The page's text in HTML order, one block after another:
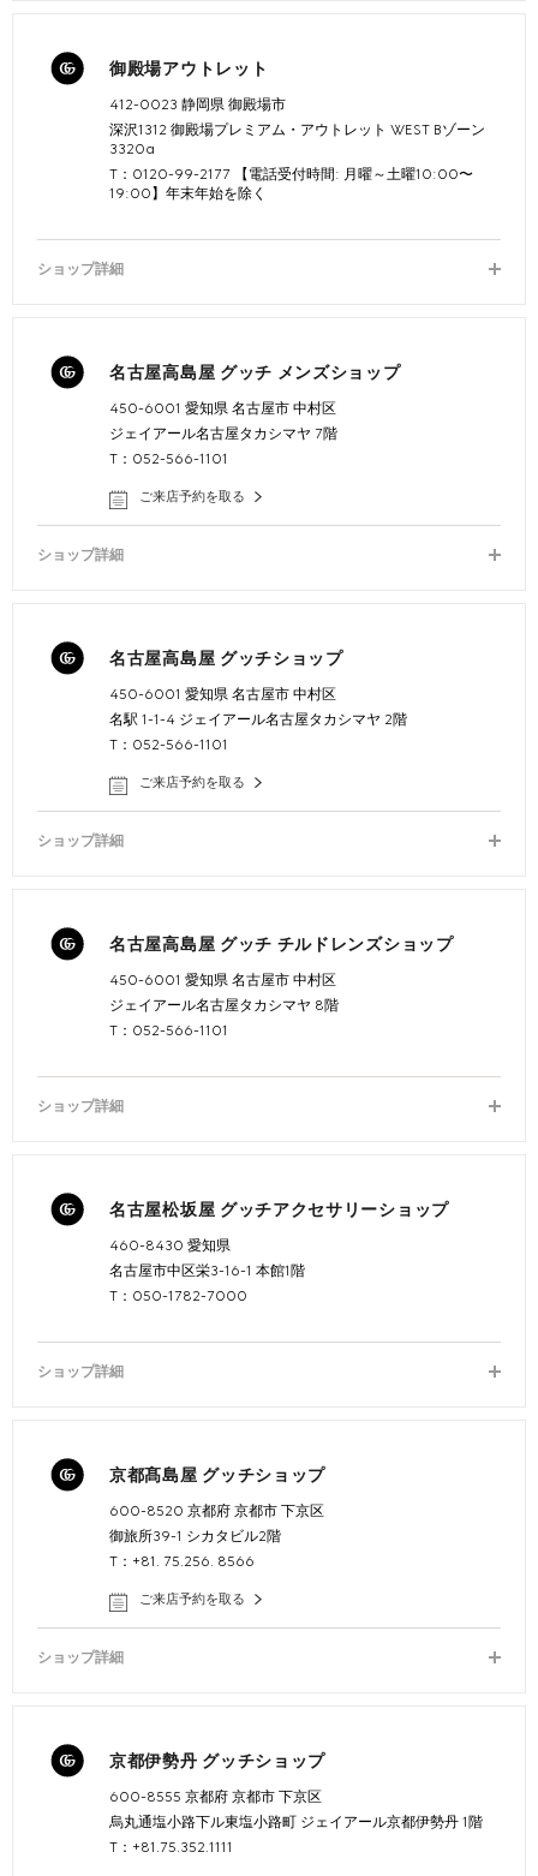
御殿場アウトレット
412-0023 静岡県 御殿場市
深沢1312 御殿場プレミアム・アウトレット WEST Bゾーン
3320a
T：0120-99-2177 【電話受付時間: 月曜～土曜10:00〜
19:00】年末年始を除く
ショップ詳細
名古屋高島屋 グッチ メンズショップ
450-6001 愛知県 名古屋市 中村区
ジェイアール名古屋タカシマヤ 7階
T：052-566-1101
ご来店予約を取る
ショップ詳細
名古屋高島屋 グッチショップ
450-6001 愛知県 名古屋市 中村区
名駅 1-1-4 ジェイアール名古屋タカシマヤ 2階
T：052-566-1101
ご来店予約を取る
ショップ詳細
名古屋高島屋 グッチ チルドレンズショップ
450-6001 愛知県 名古屋市 中村区
ジェイアール名古屋タカシマヤ 8階
T：052-566-1101
ショップ詳細
名古屋松坂屋 グッチアクセサリーショップ
460-8430 愛知県
名古屋市中区栄3-16-1 本館1階
T：050-1782-7000
ショップ詳細
京都髙島屋 グッチショップ
600-8520 京都府 京都市 下京区
御旅所39-1 シカタビル2階
T：+81. 75.256. 8566
ご来店予約を取る
ショップ詳細
京都伊勢丹 グッチショップ
600-8555 京都府 京都市 下京区
烏丸通塩小路下ル東塩小路町 ジェイアール京都伊勢丹 1階
T：+81.75.352.1111